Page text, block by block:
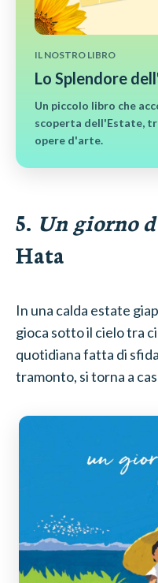
IL NOSTRO LIBRO
Lo Splendore
Un piccolo libro che
scoperta dell'Estate,
opere d'arte.
5. Un giorno
Hata
In una calda estate
gioca sotto il cielo tra
quotidiana fatta di
tramonto, si torna a